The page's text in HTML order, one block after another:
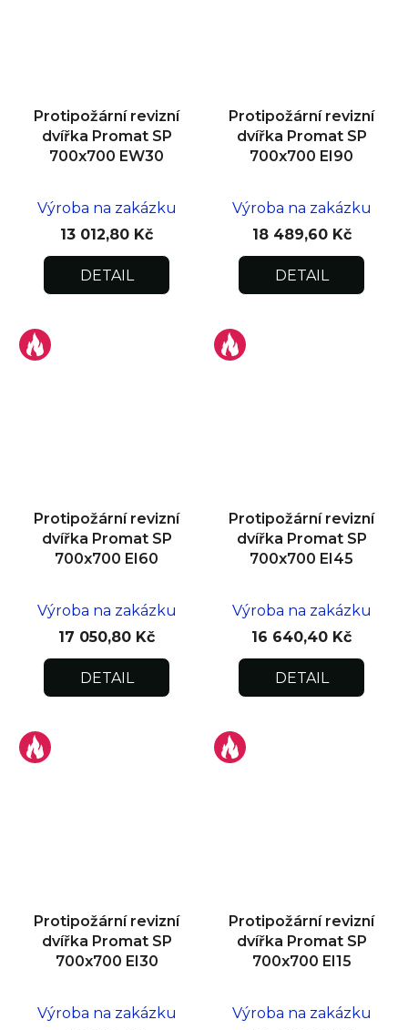
Protipožární revizní
dvířka Promat SP
700x700 EW30
Výroba na zakázku
13 012,80 Kč
DETAIL
Protipožární revizní
dvířka Promat SP
700x700 EI90
Výroba na zakázku
18 489,60 Kč
DETAIL
Protipožární revizní
dvířka Promat SP
700x700 EI60
Výroba na zakázku
17 050,80 Kč
DETAIL
Protipožární revizní
dvířka Promat SP
700x700 EI45
Výroba na zakázku
16 640,40 Kč
DETAIL
Protipožární revizní
dvířka Promat SP
700x700 EI30
Výroba na zakázku
Protipožární revizní
dvířka Promat SP
700x700 EI15
Výroba na zakázku